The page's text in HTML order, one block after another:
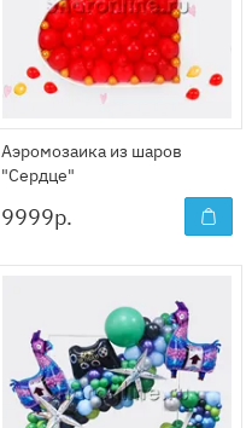
Аэромозаика из шаров
"Сердце"
9999р.